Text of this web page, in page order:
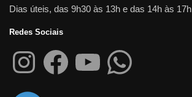
Dias úteis, das 9h30 às 13h e das 14h às 17h
Redes Sociais